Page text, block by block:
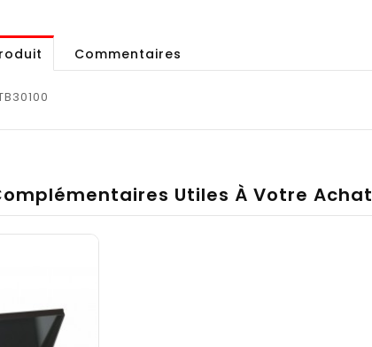
Commentaires
Utiles À Votre Achat